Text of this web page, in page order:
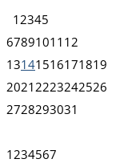
1 2345
67891011 12
13141516171819
2021 2223242526
2728293031
1 234567